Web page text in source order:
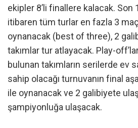
ekipler 8’li finallere kalacak. Son
itibaren tüm turlar en fazla 3
oynanacak (best of three), 2
takımlar tur atlayacak. Play-
bulunan takımların serilerde ev
sahip olacağı turnuvanın final
ile oynanacak ve 2 galibiyete
şampiyonluğa ulaşacak.